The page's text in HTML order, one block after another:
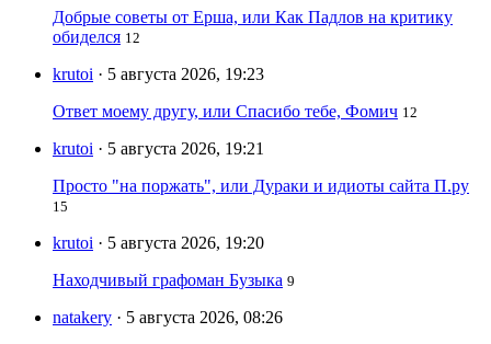
Добрые советы от Ерша, или Как Падлов на критику
обиделся 12
krutoi · 5 августа 2026, 19:23
Ответ моему другу, или Спасибо тебе, Фомич 12
krutoi · 5 августа 2026, 19:21
Просто "на поржать", или Дураки и идиоты сайта П.ру
15
krutoi · 5 августа 2026, 19:20
Находчивый графоман Бузыка 9
natakery · 5 августа 2026, 08:26